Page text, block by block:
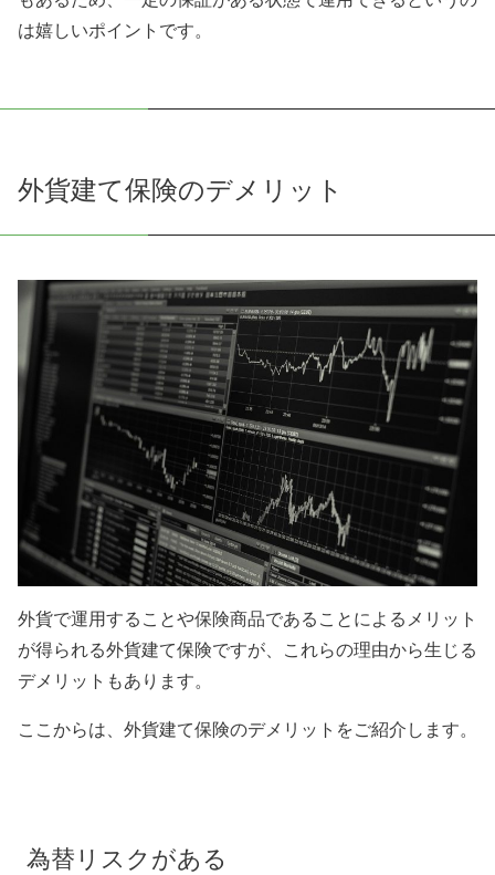
は嬉しいポイントです。
外貨建て保険のデメリット
外貨で運用することや保険商品であることによるメリット
が得られる外貨建て保険ですが、これらの理由から生じる
デメリットもあります。
ここからは、外貨建て保険のデメリットをご紹介します。
為替リスクがある